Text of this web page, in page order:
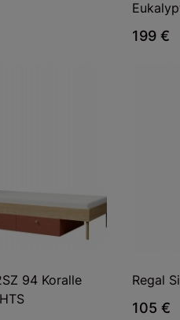
199 €
94 Koralle
Regal
105 €